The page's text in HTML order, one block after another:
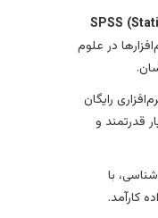
SPSS
در علوم
رایگان
قدرتمند و
با
کارآمد.